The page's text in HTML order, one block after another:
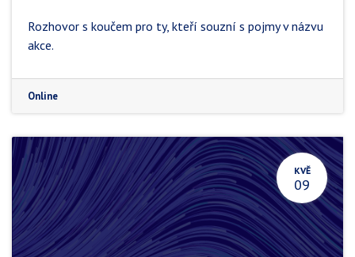
Rozhovor s koučem pro ty, kteří souzní s pojmy v názvu
akce.
Online
KVĚ
09